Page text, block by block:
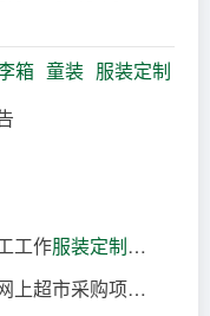
4小时前
箱 童装 服装定制
2026-08-07
工作服装定制履约验收
2026-08-07
市采购项目合同履约验收公告